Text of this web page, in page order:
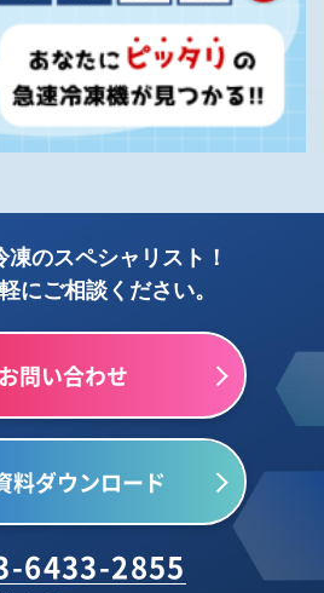
のスペシャリスト！
にご相談ください。
お問い合わせ
料ダウンロード
6433-2855